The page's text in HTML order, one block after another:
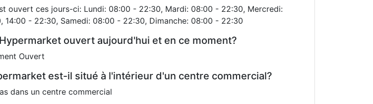
ouvert ces jours-ci: Lundi: 08:00 - 22:30, Mardi: 08:00 - 22:30, Mercredi:
- 22:30, Samedi: 08:00 - 22:30, Dimanche: 08:00 - 22:30
ouvert aujourd'hui et en ce moment?
Ouvert
est-il situé à l'intérieur d'un centre commercial?
dans un centre commercial